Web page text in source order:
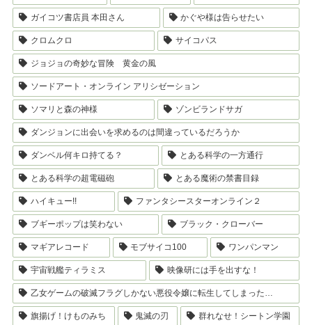
ガイコツ書店員 本田さん かぐや様は告らせたい
クロムクロ サイコパス
ジョジョの奇妙な冒険 黄金の風
ソードアート・オンライン アリシゼーション
ソマリと森の神様 ゾンビランドサガ
ダンジョンに出会いを求めるのは間違っているだろうか
ダンベル何キロ持てる？ とある科学の一方通行
とある科学の超電磁砲 とある魔術の禁書目録
ハイキュー!! ファンタシースターオンライン２
ブギーポップは笑わない ブラック・クローバー
マギアレコード モブサイコ100 ワンパンマン
宇宙戦艦ティラミス 映像研には手を出すな！
乙女ゲームの破滅フラグしかない悪役令嬢に転生してしまった…
旗揚げ！けものみち 鬼滅の刃 群れなせ！シートン学園